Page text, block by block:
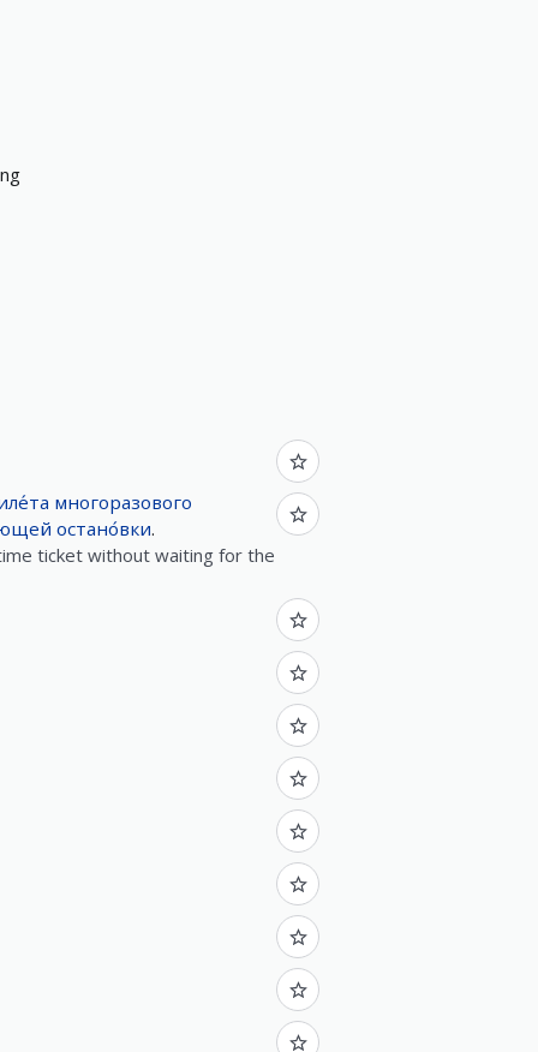
многоразового
остано́вки.
ticket without waiting for the